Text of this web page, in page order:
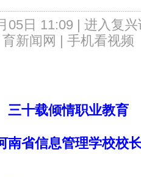
05日 11:09 | 进入复兴
育新闻网 | 手机看视频
三十载倾情职业教育
省信息管理学校校